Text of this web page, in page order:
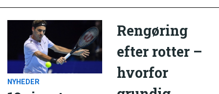
NYHEDER
Rengøring
efter rotter –
hvorfor